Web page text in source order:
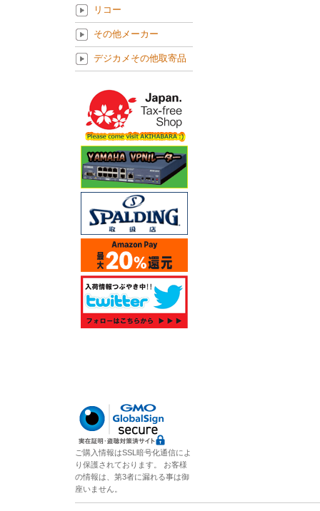
リコー
その他メーカー
デジカメその他取寄品
ご購入情報はSSL暗号化通信によ
り保護されております。 お客様
の情報は、第3者に漏れる事は御
座いません。